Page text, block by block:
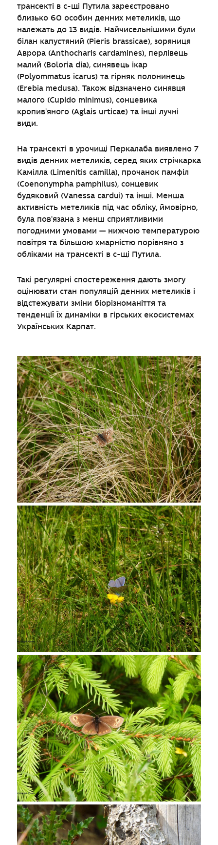
трансекті в с-щі Путила зареєстровано
близько 60 особин денних метеликів, що
належать до 13 видів. Найчисельнішими були
білан капустяний (Pieris brassicae), зоряниця
Аврора (Anthocharis cardamines), перлівець
малий (Boloria dia), синявець ікар
(Polyommatus icarus) та гірняк полонинець
(Erebia medusa). Також відзначено синявця
малого (Cupido minimus), сонцевика
кропив'яного (Aglais urticae) та інші лучні
види.
На трансекті в урочищі Перкалаба виявлено 7
видів денних метеликів, серед яких стрічкарка
Камілла (Limenitis camilla), прочанок памфіл
(Coenonympha pamphilus), сонцевик
будяковий (Vanessa cardui) та інші. Менша
активність метеликів під час обліку, ймовірно,
була пов'язана з менш сприятливими
погодними умовами — нижчою температурою
повітря та більшою хмарністю порівняно з
обліками на трансекті в с-щі Путила.
Такі регулярні спостереження дають змогу
оцінювати стан популяцій денних метеликів і
відстежувати зміни біорізноманіття та
тенденції їх динаміки в гірських екосистемах
Українських Карпат.